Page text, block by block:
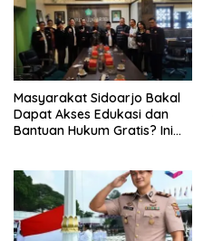
Masyarakat Sidoarjo Bakal
Dapat Akses Edukasi dan
Bantuan Hukum Gratis? Ini